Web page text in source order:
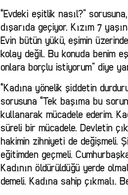
“Evdeki eşitlik nasıl?”
dışarıda geçiyor. Kızım 7
Evin bütün yükü, eşimin
kolay değil. Bu konuda benim
onlara borçlu istiyorum” diye
“Kadına yönelik şiddetin
sorusuna “Tek başıma bu
kullanarak mücadele ederim.
süreli bir mücadele. Devletin
hakimin zihniyeti de değişmeli.
eğitimden geçmeli.
Kadının öldürüldüğü yerde
demeli. Kadına sahip çıkmalı.